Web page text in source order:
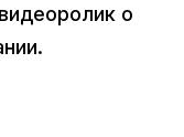
о